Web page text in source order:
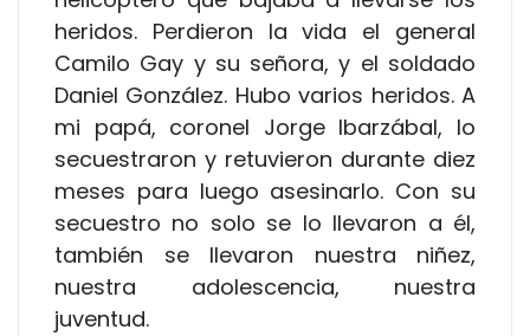
heridos. Perdieron la vida el general
Camilo Gay y su señora, y el soldado
Daniel González. Hubo varios heridos. A
mi papá, coronel Jorge Ibarzábal, lo
secuestraron y retuvieron durante diez
meses para luego asesinarlo. Con su
secuestro no solo se lo llevaron a él,
también se llevaron nuestra niñez,
nuestra adolescencia, nuestra
juventud.